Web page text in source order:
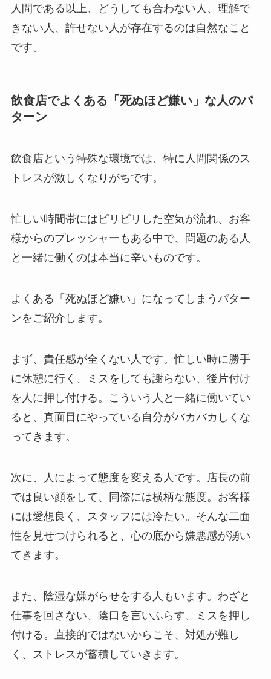
人間である以上、どうしても合わない人、理解で
きない人、許せない人が存在するのは自然なこと
です。
飲食店でよくある「死ぬほど嫌い」な人のパ
ターン
飲食店という特殊な環境では、特に人間関係のス
トレスが激しくなりがちです。
忙しい時間帯にはピリピリした空気が流れ、お客
様からのプレッシャーもある中で、問題のある人
と一緒に働くのは本当に辛いものです。
よくある「死ぬほど嫌い」になってしまうパター
ンをご紹介します。
まず、責任感が全くない人です。忙しい時に勝手
に休憩に行く、ミスをしても謝らない、後片付け
を人に押し付ける。こういう人と一緒に働いてい
ると、真面目にやっている自分がバカバカしくな
ってきます。
次に、人によって態度を変える人です。店長の前
では良い顔をして、同僚には横柄な態度。お客様
には愛想良く、スタッフには冷たい。そんな二面
性を見せつけられると、心の底から嫌悪感が湧い
てきます。
また、陰湿な嫌がらせをする人もいます。わざと
仕事を回さない、陰口を言いふらす、ミスを押し
付ける。直接的ではないからこそ、対処が難し
く、ストレスが蓄積していきます。